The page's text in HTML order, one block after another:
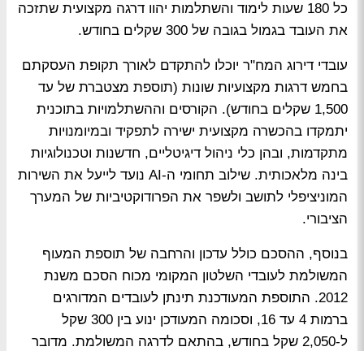
כל 180 שעות לימוד והשתלמות יהוו דרגה מקצועית שתזכה
את העובד בגמול בגובה של 300 שקלים בחודש.
עובדי דירוג המח"ר יוכלו להתקדם לאורך תקופת העסקתם
בחמש דרגות מקצועיות שונות (תוספת מצטברת של עד
1,500 שקלים בחודש). הקורסים וההשתלמויות בתוכנית
יתמקדו בהכשרה מקצועית ישירה לתפקיד ובמיומנויות
מתקדמות, ובהן כלי ניהול דיגיטליים, חדשנות וטכנולוגיות
בינה מלאכותית. שילוב תחומי ה-AI נועד לייעל את השירות
המוניציפלי לתושב ולשפר את הפרודוקטיביות של המערך
הציבורי.
בנוסף, ההסכם כולל עדכון והרחבה של תוספת המעוף
המשולמת לעובדי השלטון המקומי מכוח הסכם משנת
2012. התוספת המעודכנת תינתן לעובדים המדורגים
ברמות 4 עד 16, וסכומה המעודכן ינוע בין 300 שקל
ל-2,050 שקל בחודש, בהתאם לדרגה המשולמת. מדובר